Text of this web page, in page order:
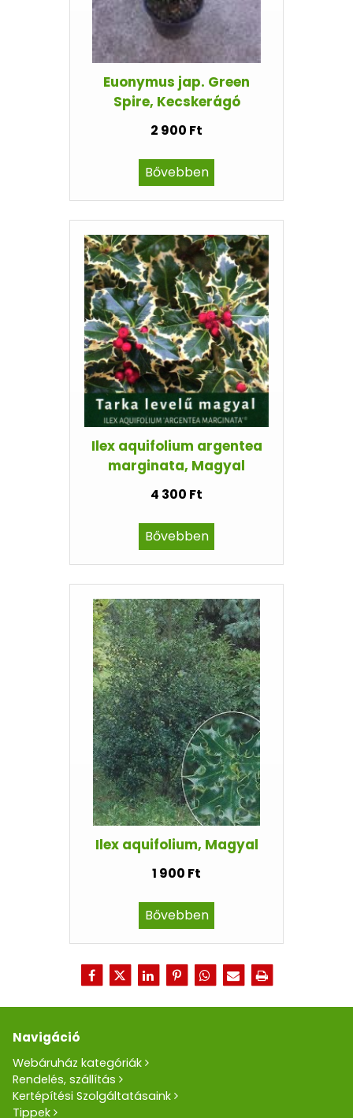
Euonymus jap. Green
Spire, Kecskerágó
2 900 Ft
Bővebben
Ilex aquifolium argentea
marginata, Magyal
4 300 Ft
Bővebben
Ilex aquifolium, Magyal
1 900 Ft
Bővebben
Navigáció
Webáruház kategóriák
Rendelés, szállítás
Kertépítési Szolgáltatásaink
Tippek